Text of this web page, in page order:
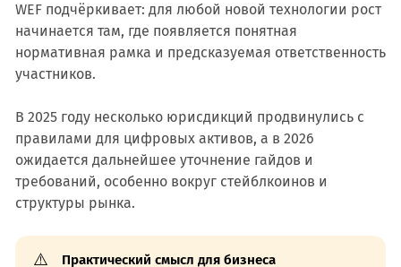
WEF подчёркивает: для любой новой технологии рост
начинается там, где появляется понятная
нормативная рамка и предсказуемая ответственность
участников.
В 2025 году несколько юрисдикций продвинулись с
правилами для цифровых активов, а в 2026
ожидается дальнейшее уточнение гайдов и
требований, особенно вокруг стейблкоинов и
структуры рынка.
⚠️
Практический смысл для бизнеса